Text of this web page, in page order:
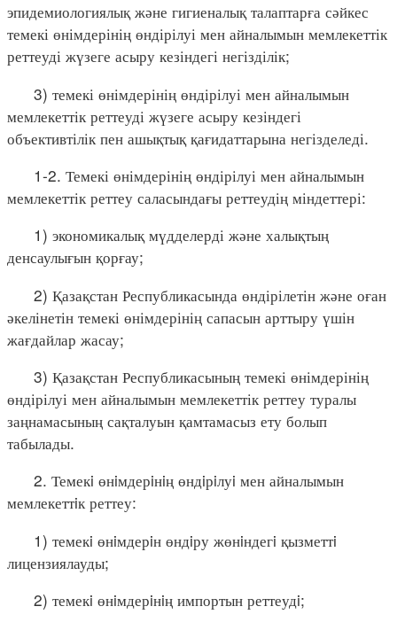
эпидемиологиялық және гигиеналық талаптарға сәйкес
темекі өнімдерінің өндірілуі мен айналымын мемлекеттік
реттеуді жүзеге асыру кезіндегі негізділік;
3) темекі өнімдерінің өндірілуі мен айналымын
мемлекеттік реттеуді жүзеге асыру кезіндегі
объективтілік пен ашықтық қағидаттарына негізделеді.
1-2. Темекі өнімдерінің өндірілуі мен айналымын
мемлекеттік реттеу саласындағы реттеудің міндеттері:
1) экономикалық мүдделерді және халықтың
денсаулығын қорғау;
2) Қазақстан Республикасында өндірілетін және оған
әкелінетін темекі өнімдерінің сапасын арттыру үшін
жағдайлар жасау;
3) Қазақстан Республикасының темекі өнімдерінің
өндірілуі мен айналымын мемлекеттік реттеу туралы
заңнамасының сақталуын қамтамасыз ету болып
табылады.
2. Темекi өнiмдерiнiң өндiрiлуi мен айналымын
мемлекеттiк реттеу:
1) темекi өнiмдерiн өндiру жөнiндегi қызметтi
лицензиялауды;
2) темекi өнiмдерiнiң импортын реттеудi;